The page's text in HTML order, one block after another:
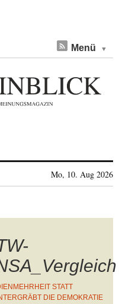
Menü
Mo, 10. Aug 2026
STATT
DIE DEMOKRATIE